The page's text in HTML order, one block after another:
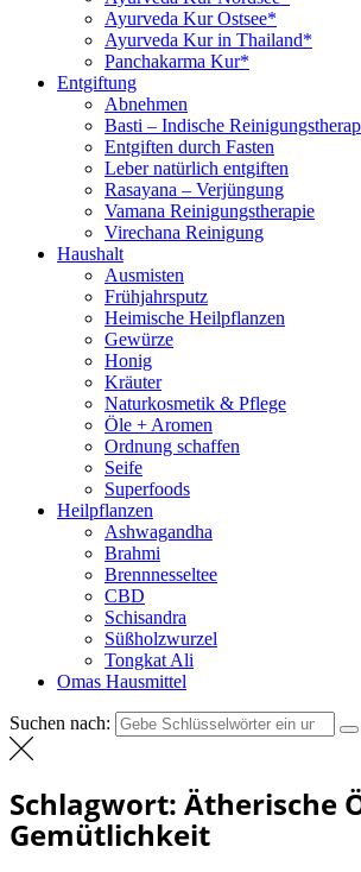
Ayurveda Kur Ostsee*
Ayurveda Kur in Thailand*
Panchakarma Kur*
Entgiftung
Abnehmen
Basti – Indische
Entgiften durch Fasten
Leber natürlich entgiften
Rasayana – Verjüngung
Vamana Reinigungstherapie
Virechana Reinigung
Haushalt
Ausmisten
Frühjahrsputz
Heimische Heilpflanzen
Gewürze
Honig
Kräuter
Naturkosmetik & Pflege
Öle + Aromen
Ordnung schaffen
Seife
Superfoods
Heilpflanzen
Ashwagandha
Brahmi
Brennnesseltee
CBD
Schisandra
Süßholzwurzel
Tongkat Ali
Omas Hausmittel
Suchen nach:
Schlagwort: Ätherische
Gemütlichkeit